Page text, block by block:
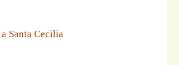
Santa Cecilia